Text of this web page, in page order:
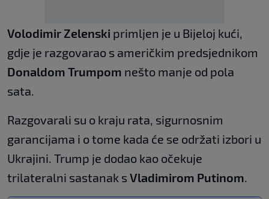
Volodimir Zelenski primljen je u Bijeloj kući,
gdje je razgovarao s američkim predsjednikom
Donaldom Trumpom nešto manje od pola
sata.
Razgovarali su o kraju rata, sigurnosnim
garancijama i o tome kada će se održati izbori u
Ukrajini. Trump je dodao kao očekuje
trilateralni sastanak s Vladimirom Putinom.